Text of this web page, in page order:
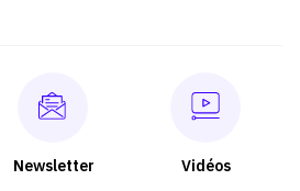
Newsletter Vidéos